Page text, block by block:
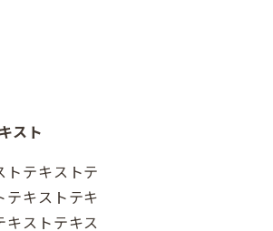
スト
テキストテ
キストテキ
ストテキス